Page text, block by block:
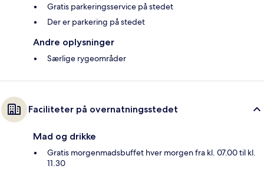
Gratis parkeringsservice på stedet
Der er parkering på stedet
Andre oplysninger
Særlige rygeområder
Faciliteter på overnatningsstedet
Mad og drikke
Gratis morgenmadsbuffet hver morgen fra kl. 07.00 til kl.
11.30